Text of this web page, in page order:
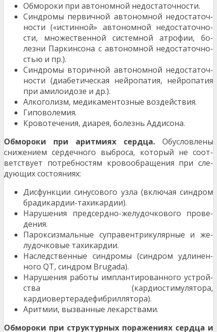
Обмороки при автономной недостаточности.
Синдромы первичной автономной недостаточ­
ности («истинной» автономной недостаточно­
сти, множественной системной атрофии, бо­
лезни Паркинсона с автономной недостаточно­
стью и пр.).
Синдромы вторичной автономной недостаточ­
ности (диабетическая нейропатия, нейропатия
при амилоидозе и др.).
Алкоголизм, медикаментозные воздействия.
Гиповолемия.
Кровотечения, диарея, болезнь Аддисона.
Обмороки при аритмиях сердца. Обусловлены
снижением сердечного выброса, который не соот­
ветствует потребностям кровообращения при сле­
дующих состояниях:
Дисфункции синусового узла (включая синдром
брадикардии-тахикардии).
Нарушения предсердно-желудочкового прове­
дения.
Пароксизмальные суправентрикулярные и же­
лудочковые тахикардии.
Наследственные синдромы (синдром удлинен­
ного QT, синдром Brugada).
Нарушения работы имплантированного устрой­
ства (кардиостимулятора,
кардиовертерадефибриллятора).
Аритмии, вызванные лекарствами.
Обмороки при структурных поражениях серд­ца и